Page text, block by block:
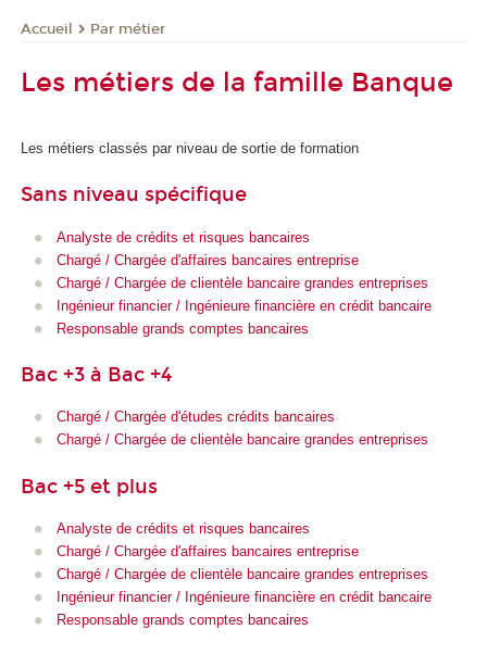
Accueil Par métier
Les métiers de la famille Banque
Les métiers classés par niveau de sortie de formation
Sans niveau spécifique
Analyste de crédits et risques bancaires
Chargé / Chargée d'affaires bancaires entreprise
Chargé / Chargée de clientèle bancaire grandes entreprises
Ingénieur financier / Ingénieure financière en crédit bancaire
Responsable grands comptes bancaires
Bac +3 à Bac +4
Chargé / Chargée d'études crédits bancaires
Chargé / Chargée de clientèle bancaire grandes entreprises
Bac +5 et plus
Analyste de crédits et risques bancaires
Chargé / Chargée d'affaires bancaires entreprise
Chargé / Chargée de clientèle bancaire grandes entreprises
Ingénieur financier / Ingénieure financière en crédit bancaire
Responsable grands comptes bancaires